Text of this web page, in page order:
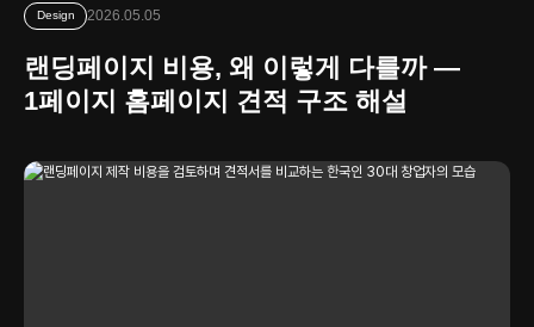
Design 2026.05.05
랜딩페이지 비용, 왜 이렇게 다를까 —
1페이지 홈페이지 견적 구조 해설